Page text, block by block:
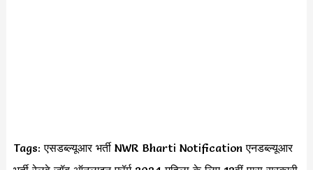
Tags: एसडब्ल्यूआर भर्ती NWR Bharti Notification एनडब्ल्यूआर